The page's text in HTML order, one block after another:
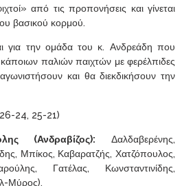
από τις προπονήσεις και γίνεται
βασικού κορμού.
για την ομάδα του κ. Ανδρεάδη που
παλιών παιχτών με φερέλπιδες
και θα διεκδικήσουν την
24, 25-21)
(Ανδραβίζος): Δαλδαβερένης,
Μπίκος, Καβαρατζής, Χατζόπουλος,
Γατέλας, Κωνσταντινίδης,
Μύρος).